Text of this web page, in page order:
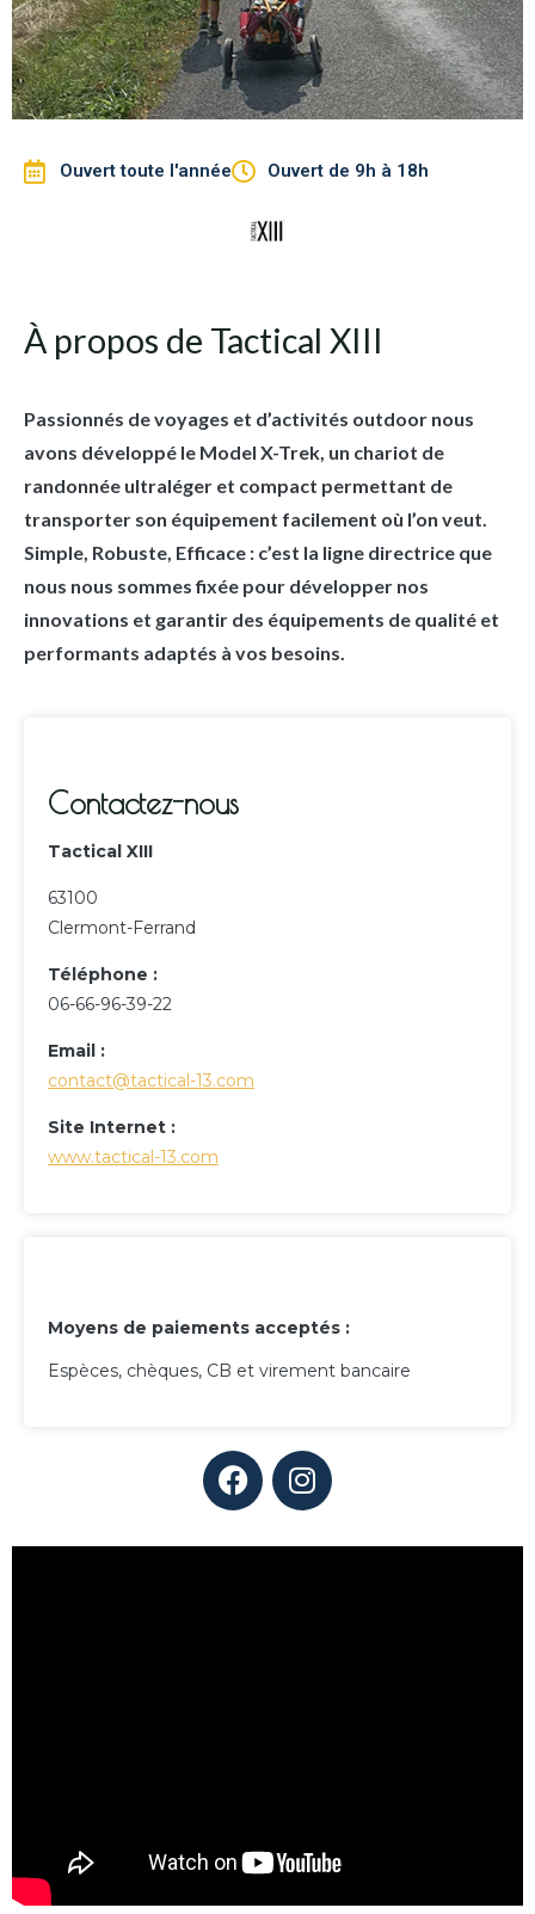
Ouvert toute l'année Ouvert de 9h à 18h
À propos de Tactical XIII
Passionnés de voyages et d’activités outdoor nous
avons développé le Model X-Trek, un chariot de
randonnée ultraléger et compact permettant de
transporter son équipement facilement où l’on veut.
Simple, Robuste, Efficace : c’est la ligne directrice que
nous nous sommes fixée pour développer nos
innovations et garantir des équipements de qualité et
performants adaptés à vos besoins.
Contactez-nous
Tactical XIII
63100
Clermont-Ferrand
Téléphone :
06-66-96-39-22
Email :
contact@tactical-13.com
Site Internet :
www.tactical-13.com
Moyens de paiements acceptés :
Espèces, chèques, CB et virement bancaire